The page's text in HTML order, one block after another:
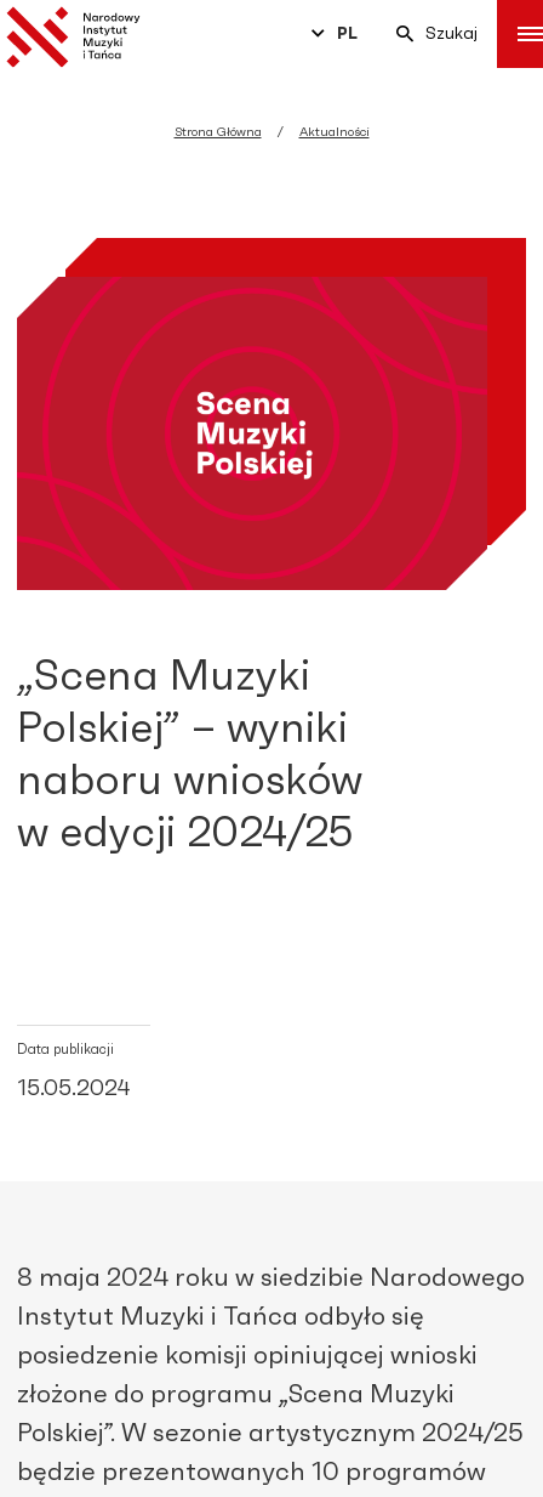
PL Szukaj
Strona Główna Aktualności
„Scena Muzyki
Polskiej” – wyniki
naboru wniosków
w edycji 2024/25
Data publikacji
15.05.2024
8 maja 2024 roku w siedzibie Narodowego
Instytut Muzyki i Tańca odbyło się
posiedzenie komisji opiniującej wnioski
złożone do programu „Scena Muzyki
Polskiej”. W sezonie artystycznym 2024/25
będzie prezentowanych 10 programów